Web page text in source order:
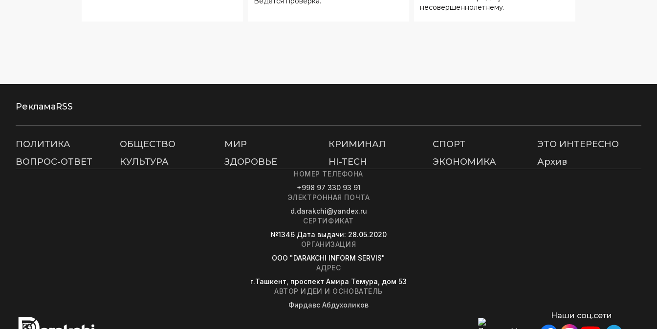
РекламаRSS
ПОЛИТИКА ОБЩЕСТВО МИР КРИМИНАЛ СПОРТ
ЭТО ИНТЕРЕСНО
ВОПРОС-ОТВЕТ
КУЛЬТУРА ЗДОРОВЬЕ HI-TECH ЭКОНОМИКА Архив
НОМЕР ТЕЛЕФОНА
+998 97 330 93 91
ЭЛЕКТРОННАЯ ПОЧТА
d.darakchi@yandex.ru
СЕРТИФИКАТ
№1346 Дата выдачи: 28.05.2020
ОРГАНИЗАЦИЯ
OOO "DARAKCHI INFORM SERVIS"
АДРЕС
г.Ташкент, проспект Амира Темура, дом 53
АВТОР ИДЕИ И ОСНОВАТЕЛЬ
Фирдавс Абдухоликов
Наши соц.сети